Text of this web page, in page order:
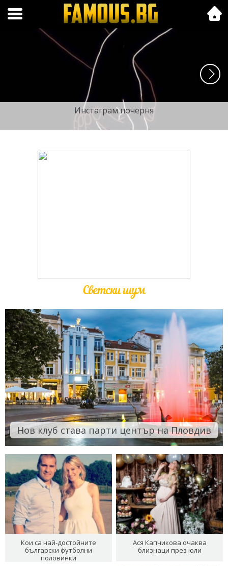
Folk.bg
Инстаграм почерня
Светски шум
Нов клуб става парти център на Пловдив
Кои са най-достойните
български футболни
половинки
Ася Капчикова очаква
близнаци през юли